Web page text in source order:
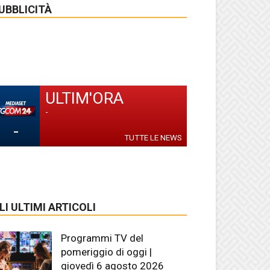
-
ULTIM'ORA
-
TUTTE LE NEWS
ULTIMI ARTICOLI
Programmi TV del
pomeriggio di oggi |
giovedì 6 agosto 2026